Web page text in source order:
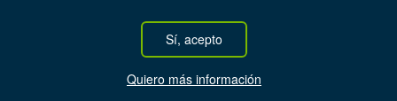
Sí, acepto
Quiero más información